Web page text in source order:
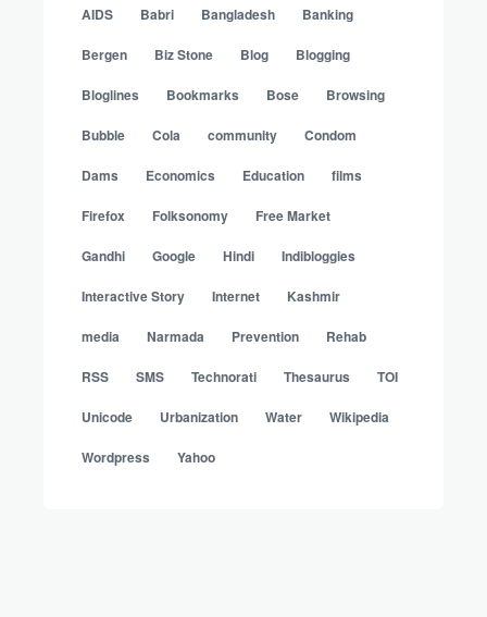
AIDS Babri Bangladesh Banking
Bergen Biz Stone Blog Blogging
Bloglines Bookmarks Bose Browsing
Bubble Cola community Condom
Dams Economics Education films
Firefox Folksonomy Free Market
Gandhi Google Hindi Indibloggies
Interactive Story Internet Kashmir
media Narmada Prevention Rehab
RSS SMS Technorati Thesaurus TOI
Unicode Urbanization Water Wikipedia
Wordpress Yahoo